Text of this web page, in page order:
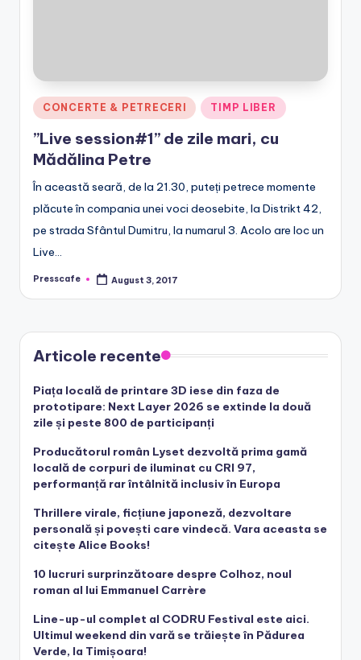
Posted
CONCERTE & PETRECERI TIMP LIBER
”Live session#1” de zile mari, cu
Mădălina Petre
În această seară, de la 21.30, puteți petrece momente
plăcute în compania unei voci deosebite, la Distrikt 42,
pe strada Sfântul Dumitru, la numarul 3. Acolo are loc un
Live…
Posted
Presscafe August 3, 2017
Articole recente
Piața locală de printare 3D iese din faza de
prototipare: Next Layer 2026 se extinde la două
zile și peste 800 de participanți
Producătorul român Lyset dezvoltă prima gamă
locală de corpuri de iluminat cu CRI 97,
performanță rar întâlnită inclusiv în Europa
Thrillere virale, ficțiune japoneză, dezvoltare
personală și povești care vindecă. Vara aceasta se
citește Alice Books!
10 lucruri surprinzătoare despre Colhoz, noul
roman al lui Emmanuel Carrère
Line-up-ul complet al CODRU Festival este aici.
Ultimul weekend din vară se trăiește în Pădurea
Verde, la Timișoara!